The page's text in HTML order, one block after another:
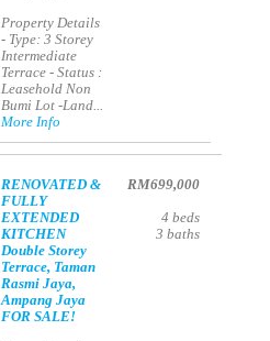
Property Details
- Type: 3 Storey
Intermediate
Terrace - Status :
Leasehold Non
Bumi Lot -Land...
More Info
RENOVATED &
FULLY
EXTENDED
KITCHEN
Double Storey
Terrace, Taman
Rasmi Jaya,
Ampang Jaya
FOR SALE!
RM699,000
4 beds
3 baths